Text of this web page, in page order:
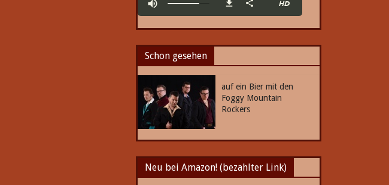
Schon gesehen
auf ein Bier mit den
Foggy Mountain
Rockers
Neu bei Amazon! (bezahlter Link)